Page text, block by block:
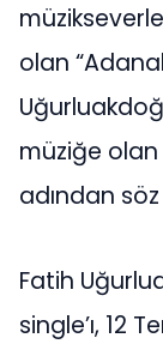
olan
müziğe
adından
Fatih
single’ı, 12